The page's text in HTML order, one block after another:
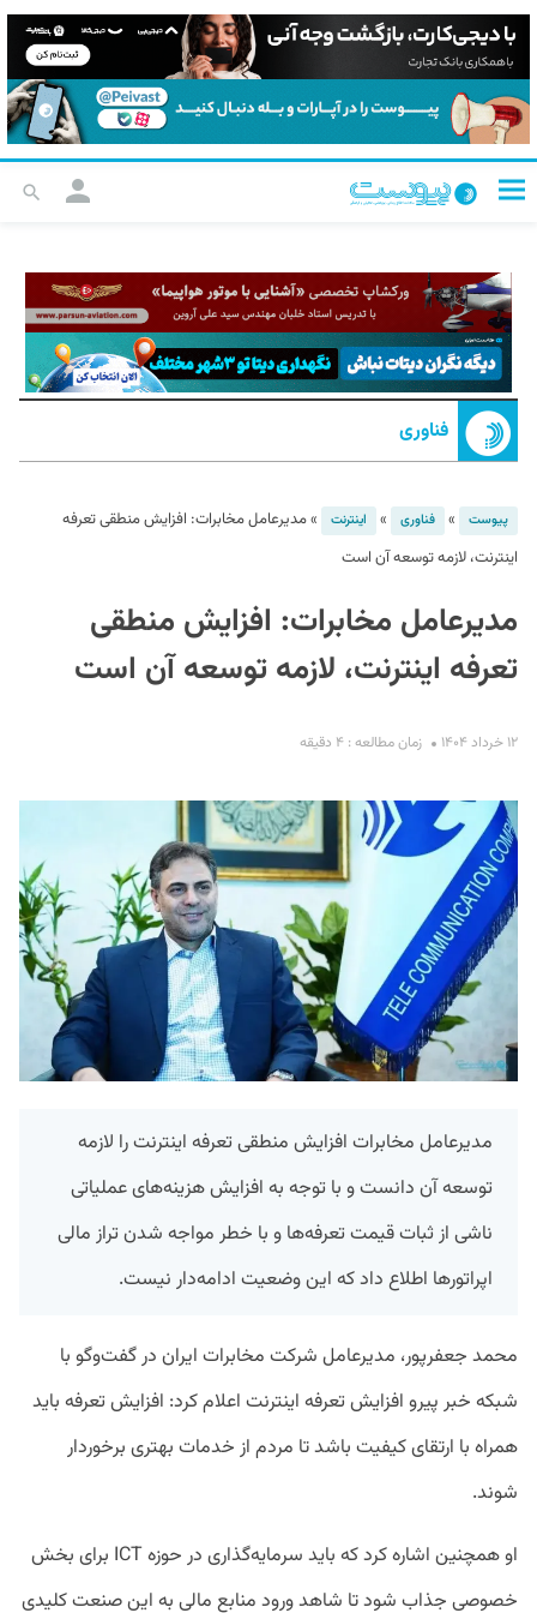
فناوری
پیوست » فناوری » اینترنت »مدیرعامل مخابرات: افزایش منطقی تعرفه
اینترنت، لازمه توسعه آن است
مدیرعامل مخابرات: افزایش منطقی
تعرفه اینترنت، لازمه توسعه آن است
۱۲ خرداد ۱۴۰۴ زمان مطالعه : ۴ دقیقه
مدیرعامل مخابرات افزایش منطقی تعرفه‌ اینترنت را لازمه
توسعه آن دانست و با توجه به افزایش هزینه‌های عملیاتی
ناشی از ثبات قیمت تعرفه‌ها و با خطر مواجه شدن تراز مالی
اپراتورها اطلاع داد که این وضعیت ادامه‌دار نیست.
محمد جعفرپور، مدیرعامل شرکت مخابرات ایران در گفت‌وگو با
شبکه خبر پیرو افزایش تعرفه اینترنت اعلام کرد: افزایش تعرفه باید
همراه با ارتقای کیفیت باشد تا مردم از خدمات بهتری برخوردار
شوند.
او همچنین اشاره کرد که باید سرمایه‌گذاری در حوزه ICT برای بخش
خصوصی جذاب شود تا شاهد ورود منابع مالی به این صنعت کلیدی